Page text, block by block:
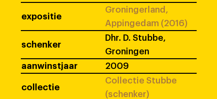
expositie
Groningerland,
Appingedam (2016)
schenker
Dhr. D. Stubbe,
Groningen
aanwinstjaar
2009
collectie
Collectie Stubbe
(schenker)